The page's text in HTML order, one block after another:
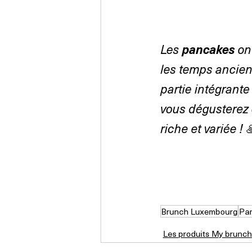
Les pancakes
les temps
partie
vous
riche et variée !
Brunch Luxembourg
Les produits My brunch